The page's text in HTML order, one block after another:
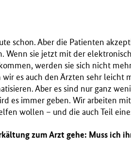
schon. Aber die Patienten
Wenn sie jetzt mit der
werden sie sich nicht
es auch den Ärzten sehr leicht
Aber es sind nur ganz
es immer geben. Wir arbeiten
wollen – und die auch Teil
zum Arzt gehe: Muss ich